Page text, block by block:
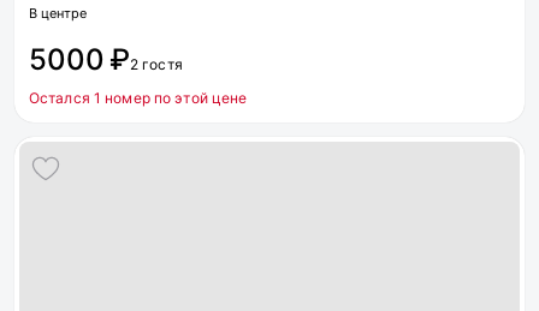
В центре
5000 ₽2 гостя
Остался 1 номер по этой цене